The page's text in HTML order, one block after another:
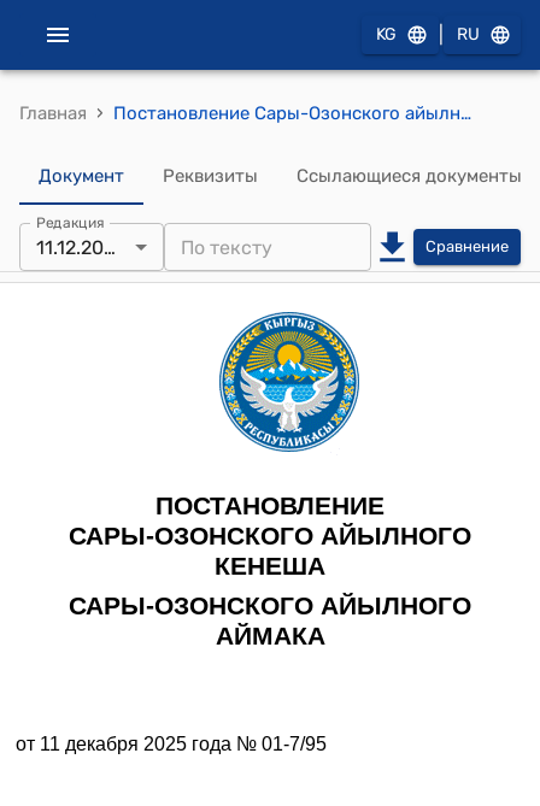
KG RU
Главная › Постановление Сары-Озонского айылного кенеша Сары-Озонского айылного аймака от 11 декабря 2025 года № 01-7/95 "О даче согласия на перевод категории земельного участка"
Документ Реквизиты Ссылающиеся документы
Редакция
11.12.2025 Сравнение